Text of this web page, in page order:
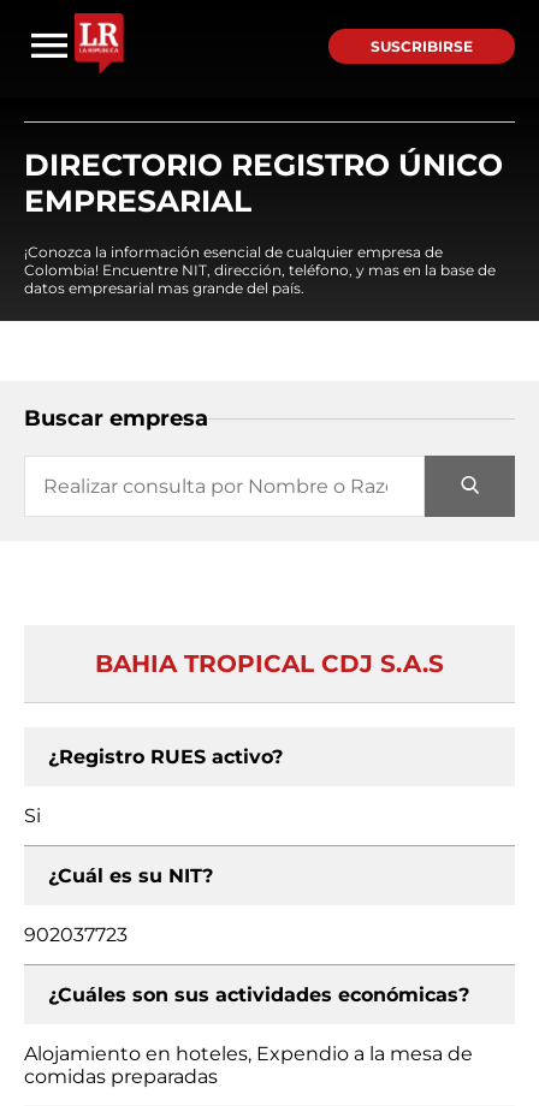
SUSCRIBIRSE
DIRECTORIO REGISTRO ÚNICO
EMPRESARIAL
¡Conozca la información esencial de cualquier empresa de
Colombia! Encuentre NIT, dirección, teléfono, y mas en la base de
datos empresarial mas grande del país.
Buscar empresa
BAHIA TROPICAL CDJ S.A.S
¿Registro RUES activo?
Si
¿Cuál es su NIT?
902037723
¿Cuáles son sus actividades económicas?
Alojamiento en hoteles, Expendio a la mesa de
comidas preparadas